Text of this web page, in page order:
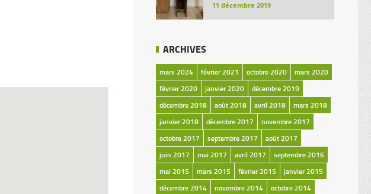
11 décembre 2019
ARCHIVES
mars 2024 février 2021 octobre 2020
mars 2020
février 2020
janvier 2020
décembre 2019
décembre 2018
août 2018 avril 2018
mars 2018
janvier 2018
décembre 2017
novembre 2017
octobre 2017
septembre 2017
août 2017
juin 2017
mai 2017 avril 2017
septembre 2016
mai 2015
mars 2015 février 2015
janvier 2015
décembre 2014
novembre 2014
octobre 2014